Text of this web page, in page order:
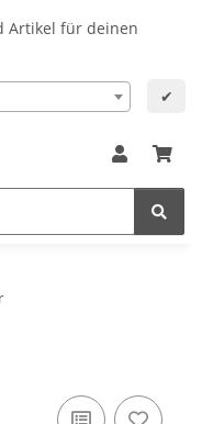
Artikel für deinen
✔